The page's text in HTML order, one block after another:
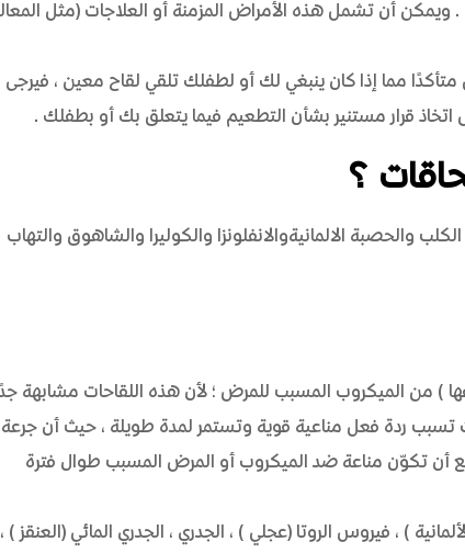
ويمكن أن تشمل هذه الأمراض المزمنة أو العلاجات (مثل
مما إذا كان ينبغي لك أو لطفلك تلقي لقاح معين، فيرجى
اتخاذ قرار مستنير بشأن التطعيم فيما يتعلق بك أو بطفلك.
؟
والحصبة الالمانيةوالانفلونزا والكوليرا والشاهوق والتهاب
من الميكروب المسبب للمرض؛ لأن هذه اللقاحات مشابهة
تسبب ردة فعل مناعية قوية وتستمر لمدة طويلة، حيث أن جرعة
تكوّن مناعة ضد الميكروب أو المرض المسبب طوال فترة
فيروس الروتا (عجلي)، الجدري، الجدري المائي (العنقز)،